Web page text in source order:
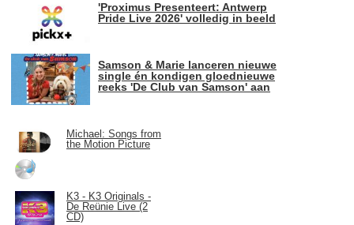
'Proximus Presenteert: Antwerp
Pride Live 2026' volledig in beeld
Samson & Marie lanceren nieuwe
single én kondigen gloednieuwe
reeks 'De Club van Samson' aan
Michael: Songs from
the Motion Picture
K3 - K3 Originals -
De Reünie Live (2
CD)